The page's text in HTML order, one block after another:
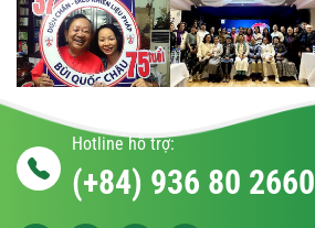
Hotline hỗ trợ:
(+84) 936 80 2660